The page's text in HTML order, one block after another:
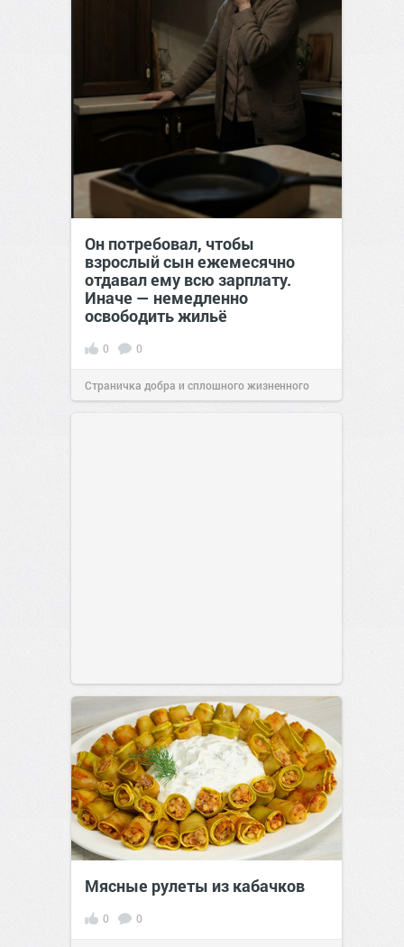
Он потребовал, чтобы
взрослый сын ежемесячно
отдавал ему всю зарплату.
Иначе — немедленно
освободить жильё
0 0
Страничка добра и сплошного жизненного
Мясные рулеты из кабачков
0 0